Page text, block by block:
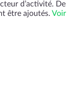
d’activité. De
être ajoutés. Voir